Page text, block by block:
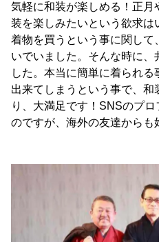
気軽に和装が楽しめる！正月
装を楽しみたいという欲求は
着物を買うという事に関し
いでいました。そんな時に、
した。本当に簡単に着られ
出来てしまうという事で、
り、大満足です！SNSのプ
のですが、海外の友達からも